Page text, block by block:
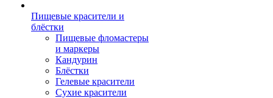
Пищевые красители и
блёстки
Пищевые фломастеры
и маркеры
Кандурин
Блёстки
Гелевые красители
Сухие красители